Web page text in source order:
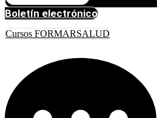
Boletín electrónico
Cursos FORMARSALUD